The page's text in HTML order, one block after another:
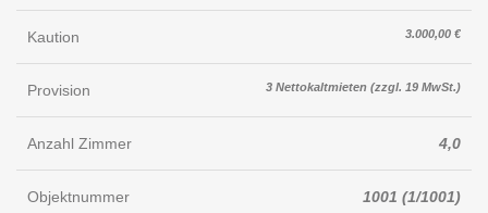
Kaution 3.000,00 €
Provision 3 Nettokaltmieten (zzgl. 19 MwSt.)
Anzahl Zimmer 4,0
Objektnummer 1001 (1/1001)